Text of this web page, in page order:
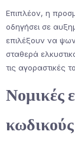
Επιπλέον, η
οδηγήσει σε
επιλέξουν να
σταθερά
τις αγοραστικές
Νομικές